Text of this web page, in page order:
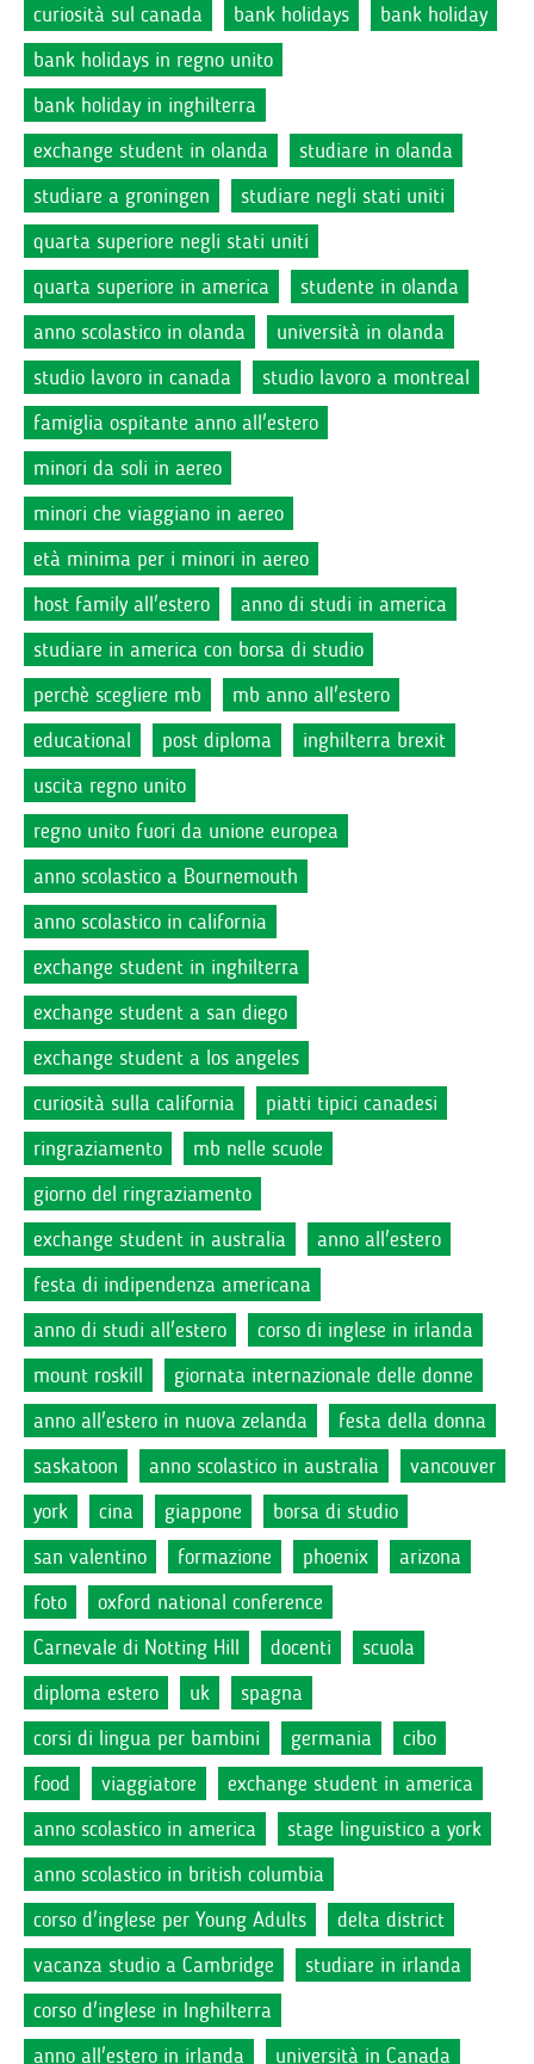
curiosità sul canada
bank holidays
bank holiday
bank holidays in regno unito
bank holiday in inghilterra
exchange student in olanda
studiare in olanda
studiare a groningen
studiare negli stati uniti
quarta superiore negli stati uniti
quarta superiore in america
studente in olanda
anno scolastico in olanda
università in olanda
studio lavoro in canada
studio lavoro a montreal
famiglia ospitante anno all'estero
minori da soli in aereo
minori che viaggiano in aereo
età minima per i minori in aereo
host family all'estero
anno di studi in america
studiare in america con borsa di studio
perchè scegliere mb
mb anno all'estero
educational
post diploma
inghilterra brexit
uscita regno unito
regno unito fuori da unione europea
anno scolastico a Bournemouth
anno scolastico in california
exchange student in inghilterra
exchange student a san diego
exchange student a los angeles
curiosità sulla california
piatti tipici canadesi
ringraziamento
mb nelle scuole
giorno del ringraziamento
exchange student in australia
anno all'estero
festa di indipendenza americana
anno di studi all'estero
corso di inglese in irlanda
mount roskill
giornata internazionale delle donne
anno all'estero in nuova zelanda
festa della donna
saskatoon
anno scolastico in australia
vancouver
york
cina giappone
borsa di studio
san valentino
formazione phoenix
arizona
foto
oxford national conference
Carnevale di Notting Hill
docenti
scuola
diploma estero
uk
spagna
corsi di lingua per bambini
germania
cibo
food
viaggiatore
exchange student in america
anno scolastico in america
stage linguistico a york
anno scolastico in british columbia
corso d'inglese per Young Adults
delta district
vacanza studio a Cambridge
studiare in irlanda
corso d'inglese in Inghilterra
anno all'estero in irlanda
università in Canada